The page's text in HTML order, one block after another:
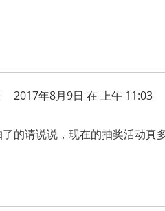
2017年8月9日 在 上午 11:03
的请说说，现在的抽奖活动真